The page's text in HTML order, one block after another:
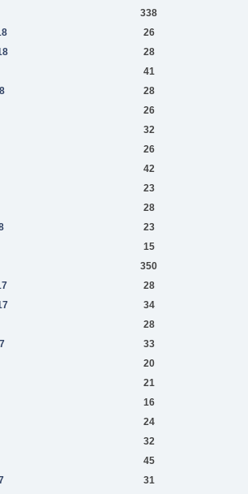
338
26
28
41
28
26
32
26
42
23
28
23
15
350
28
34
28
33
20
21
16
24
32
45
31